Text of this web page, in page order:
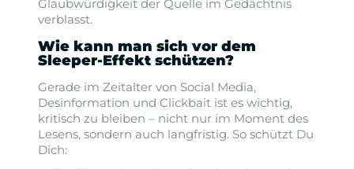
Glaubwürdigkeit der Quelle im Gedächtnis
verblasst.
Wie kann man sich vor dem
Sleeper-Effekt schützen?
Gerade im Zeitalter von Social Media,
Desinformation und Clickbait ist es wichtig,
kritisch zu bleiben – nicht nur im Moment des
Lesens, sondern auch langfristig. So schützt Du
Dich: